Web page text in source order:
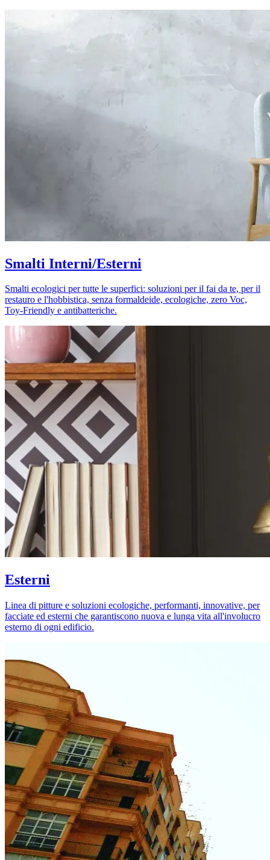
Smalti Interni/Esterni
Smalti ecologici per tutte le superfici: soluzioni per il fai da te, per il
restauro e l'hobbistica, senza formaldeide, ecologiche, zero Voc,
Toy-Friendly e antibatteriche.
Esterni
Linea di pitture e soluzioni ecologiche, performanti, innovative, per
facciate ed esterni che garantiscono nuova e lunga vita all'involucro
esterno di ogni edificio.